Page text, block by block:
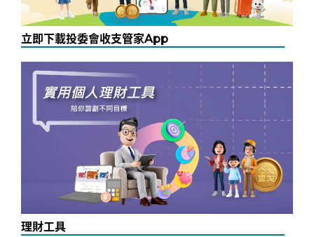
立即下載投委會收支管家App
理財工具